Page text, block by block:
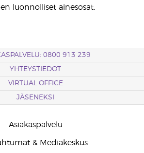
luonnolliset ainesosat.
0800 913 239
YHTEYSTIEDOT
VIRTUAL OFFICE
JÄSENEKSI
Asiakaspalvelu
& Mediakeskus